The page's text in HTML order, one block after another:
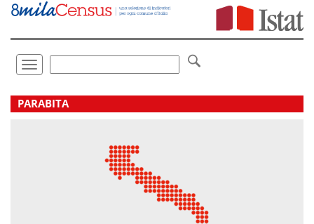
Vai
direttamente
Toggle
navigation
.
PARABITA